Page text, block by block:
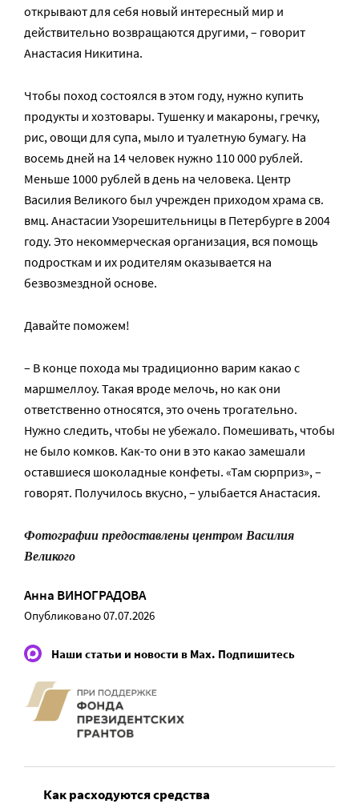
открывают для себя новый интересный мир и
действительно возвращаются другими, – говорит
Анастасия Никитина.
Чтобы поход состоялся в этом году, нужно купить
продукты и хозтовары. Тушенку и макароны, гречку,
рис, овощи для супа, мыло и туалетную бумагу. На
восемь дней на 14 человек нужно 110 000 рублей.
Меньше 1000 рублей в день на человека. Центр
Василия Великого был учрежден приходом храма св.
вмц. Анастасии Узорешительницы в Петербурге в 2004
году. Это некоммерческая организация, вся помощь
подросткам и их родителям оказывается на
безвозмездной основе.
Давайте поможем!
– В конце похода мы традиционно варим какао с
маршмеллоу. Такая вроде мелочь, но как они
ответственно относятся, это очень трогательно.
Нужно следить, чтобы не убежало. Помешивать, чтобы
не было комков. Как-то они в это какао замешали
оставшиеся шоколадные конфеты. «Там сюрприз», –
говорят. Получилось вкусно, – улыбается Анастасия.
Фотографии предоставлены центром Василия
Великого
Анна ВИНОГРАДОВА
Опубликовано 07.07.2026
Наши статьи и новости в Max. Подпишитесь
Как расходуются средства